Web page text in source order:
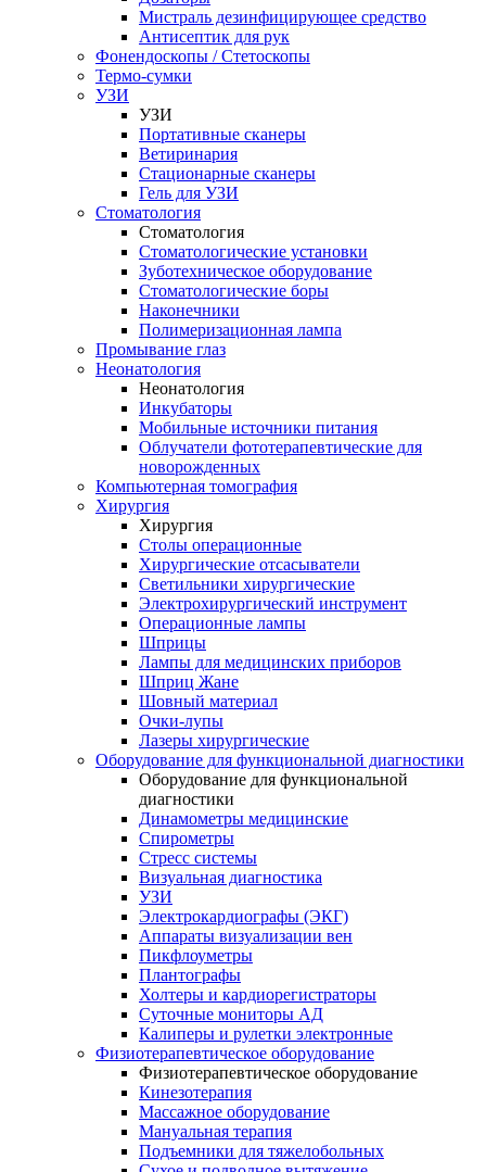
Мистраль дезинфицирующее средство
Антисептик для рук
Фонендоскопы / Стетоскопы
Термо-сумки
УЗИ
УЗИ
Портативные сканеры
Ветиринария
Стационарные сканеры
Гель для УЗИ
Стоматология
Стоматология
Стоматологические установки
Зуботехническое оборудование
Стоматологические боры
Наконечники
Полимеризационная лампа
Промывание глаз
Неонатология
Неонатология
Инкубаторы
Мобильные источники питания
Облучатели фототерапевтические для
новорожденных
Компьютерная томография
Хирургия
Хирургия
Столы операционные
Хирургические отсасыватели
Светильники хирургические
Электрохирургический инструмент
Операционные лампы
Шприцы
Лампы для медицинских приборов
Шприц Жане
Шовный материал
Очки-лупы
Лазеры хирургические
Оборудование для функциональной диагностики
Оборудование для функциональной
диагностики
Динамометры медицинские
Спирометры
Стресс системы
Визуальная диагностика
УЗИ
Электрокардиографы (ЭКГ)
Аппараты визуализации вен
Пикфлоуметры
Плантографы
Холтеры и кардиорегистраторы
Суточные мониторы АД
Калиперы и рулетки электронные
Физиотерапевтическое оборудование
Физиотерапевтическое оборудование
Кинезотерапия
Массажное оборудование
Мануальная терапия
Подъемники для тяжелобольных